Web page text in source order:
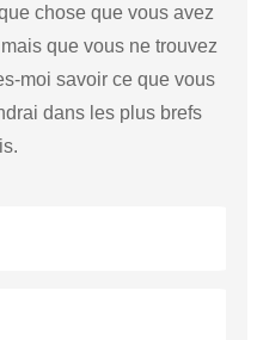
chose que vous avez
que vous ne trouvez
moi savoir ce que vous
dans les plus brefs